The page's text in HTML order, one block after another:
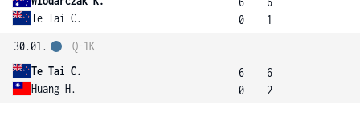
Te Tai C.
0
1
30.01.
Te Tai C.
Huang H.
Q-1K
6
0
6
2